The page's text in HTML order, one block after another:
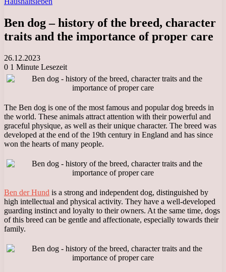
Ben dog – history of the breed, character
traits and the importance of proper care
26.12.2023
0 1 Minute Lesezeit
The Ben dog is one of the most famous and popular dog breeds in
the world. These animals attract attention with their powerful and
graceful physique, as well as their unique character. The breed was
developed at the end of the 19th century in England and has since
won the hearts of many people.
Ben der Hund is a strong and independent dog, distinguished by
high intellectual and physical activity. They have a well-developed
guarding instinct and loyalty to their owners. At the same time, dogs
of this breed can be gentle and affectionate, especially towards their
family.